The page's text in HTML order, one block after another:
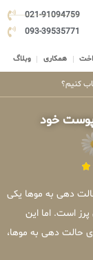
021-91094759
093-39535771
همکاری وبلاگ
کنیم؟
خود
دهی به موها یکی
است. اما این
حالت دهی به موها،